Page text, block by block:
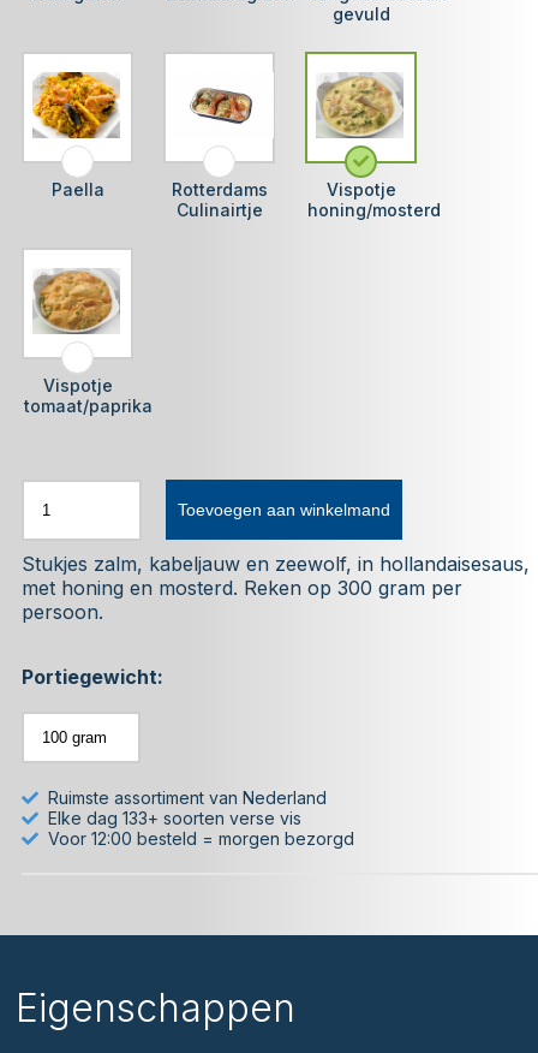
gevuld
Paella
Rotterdams
Culinairtje
Vispotje
honing/mosterd
Vispotje
tomaat/paprika
Toevoegen aan winkelmand
Stukjes zalm, kabeljauw en zeewolf, in hollandaisesaus,
met honing en mosterd. Reken op 300 gram per
persoon.
Portiegewicht:
Ruimste assortiment van Nederland
Elke dag 133+ soorten verse vis
Voor 12:00 besteld = morgen bezorgd
Eigenschappen